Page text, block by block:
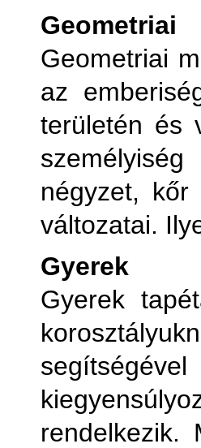
Geometriai
Geometriai
az
területén és
négyzet,
változatai.
Gyerek
Gyerek
rendelkezik.